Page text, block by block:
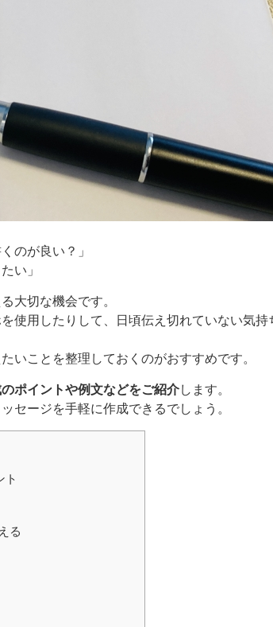
のが良い？」
い」
大切な機会です。
使用したりして、日頃伝え切れていない気持
いことを整理しておくのがおすすめです。
ポイントや例文などをご紹介します。
セージを手軽に作成できるでしょう。
ト
る